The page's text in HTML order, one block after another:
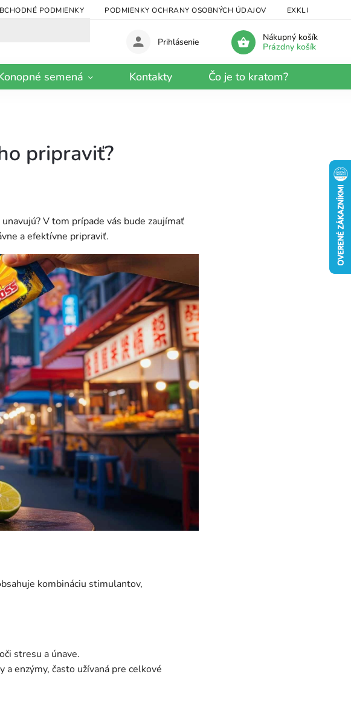
PODMIENKY PODMIENKY OCHRANY OSOBNÝCH ÚDAJOV EXKLUZÍVNY
Nákupný košík
Prázdny košík
Prihlásenie
semená Kontakty Čo je to kratom?
pripraviť?
V tom prípade vás bude zaujímať
a efektívne pripraviť.
kombináciu stimulantov,
stresu a únave.
enzýmy, často užívaná pre celkové